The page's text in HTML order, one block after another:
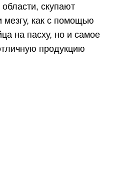
скупают
мезгу, как с помощью
на пасху, но и самое
продукцию